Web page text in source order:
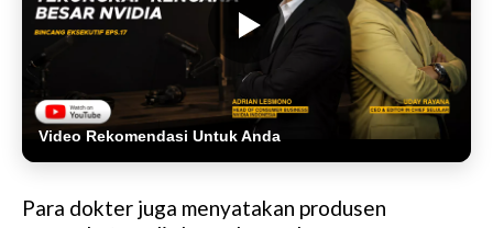
Video Rekomendasi Untuk Anda
Para dokter juga menyatakan produsen